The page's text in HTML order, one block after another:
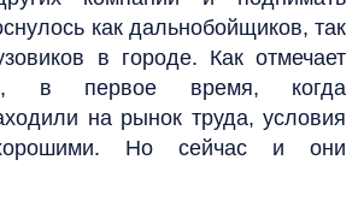
как дальнобойщиков, так
в городе. Как отмечает
в первое время, когда
на рынок труда, условия
Но сейчас и они